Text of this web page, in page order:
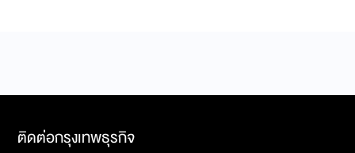
ติดต่อกรุงเทพธุรกิจ